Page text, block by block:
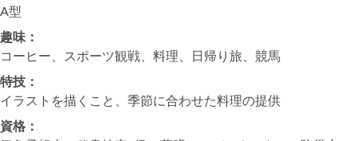
A型
趣味：
コーヒー、スポーツ観戦、料理、日帰り旅、競馬
特技：
イラストを描くこと、季節に合わせた料理の提供
資格：